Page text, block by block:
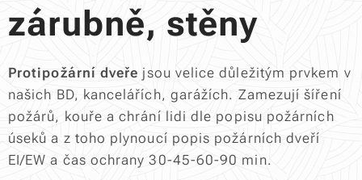
zárubně, stěny
Protipožární dveře jsou velice důležitým prvkem v
našich BD, kancelářích, garážích. Zamezují šíření
požárů, kouře a chrání lidi dle popisu požárních
úseků a z toho plynoucí popis požárních dveří
EI/EW a čas ochrany 30-45-60-90 min.